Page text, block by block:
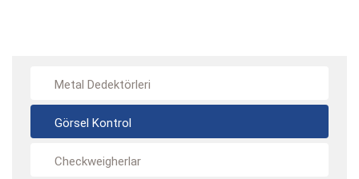
Metal Dedektörleri
Görsel Kontrol
Checkweigherlar